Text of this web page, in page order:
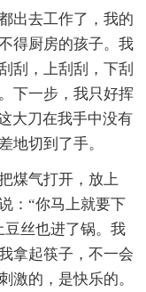
出去工作了，我的
得厨房的孩子。我
刮，上刮刮，下刮
下一步，我只好挥
大刀在我手中没有
地切到了手。
煤气打开，放上
：“你马上就要下
豆丝也进了锅。我
拿起筷子，不一会
激的，是快乐的。